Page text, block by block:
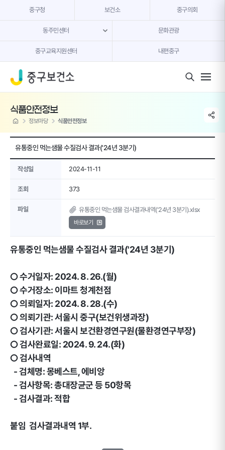
중구청 보건소 중구의회
동주민센터 문화관광
중구교육지원센터 내편중구
식품안전정보
home 정보마당 식품안전정보
share
유통중인 먹는샘물 수질검사 결과('24년 3분기)
작성일 2024-11-11
조회 373
파일 유통중인 먹는샘물 검사결과내역('24년 3분기).xlsx
바로보기
유통중인 먹는샘물 수질검사 결과('24년 3분기)
○ 수거일자: 2024. 8. 26.(월)
○ 수거장소: 이마트 청계천점
○ 의뢰일자: 2024. 8. 28.(수)
○ 의뢰기관: 서울시 중구(보건위생과장)
○ 검사기관: 서울시 보건환경연구원(물환경연구부장)
○ 검사완료일: 2024. 9. 24.(화)
○ 검사내역
- 검체명: 몽베스트, 에비앙
- 검사항목: 총대장균군 등 50항목
- 검사결과: 적합
붙임 검사결과내역 1부.